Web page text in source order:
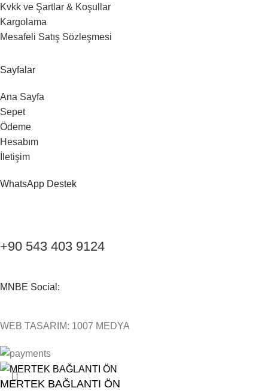
Kvkk ve Şartlar & Koşullar
Kargolama
Mesafeli Satış Sözleşmesi
Sayfalar
Ana Sayfa
Sepet
Ödeme
Hesabım
İletişim
WhatsApp Destek
+90 543 403 9124
MNBE Social:
WEB TASARIM: 1007 MEDYA
MERTEK BAĞLANTI ÖN